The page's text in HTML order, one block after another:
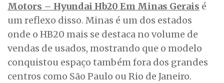
Motors – Hyundai Hb20 Em Minas Gerais é
um reflexo disso. Minas é um dos estados
onde o HB20 mais se destaca no volume de
vendas de usados, mostrando que o modelo
conquistou espaço também fora dos grandes
centros como São Paulo ou Rio de Janeiro.